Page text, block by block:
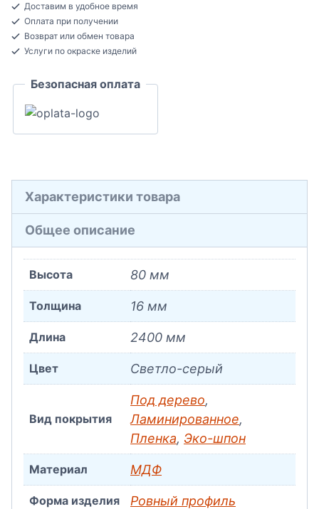
Перламутровый
Плинтус
напольный
16x80x2400
Доставим в удобное время
Оплата при получении
Возврат или обмен товара
Услуги по окраске изделий
Безопасная оплата
Характеристики товара
Общее описание
Высота 80 мм
Толщина 16 мм
Длина 2400 мм
Цвет Светло-серый
Вид покрытия
Под дерево,
Ламинированное,
Пленка, Эко-шпон
Материал МДФ
Форма изделия Ровный профиль